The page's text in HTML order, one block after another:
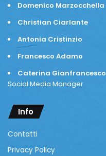
Domenico Marzocchella
Christian Ciarlante
Antonia Cristinzio
Francesco Adamo
Caterina Gianfrancesco
Social Media Manager
Info
Contatti
Privacy Policy